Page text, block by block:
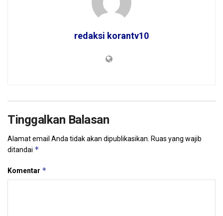
redaksi korantv10
Tinggalkan Balasan
Alamat email Anda tidak akan dipublikasikan. Ruas yang wajib
ditandai *
Komentar *